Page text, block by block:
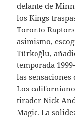
delante de
los Kings
Toronto
asimismo,
Türkoğlu,
temporada
las sensaciones
Los
tirador Nick
Magic. La